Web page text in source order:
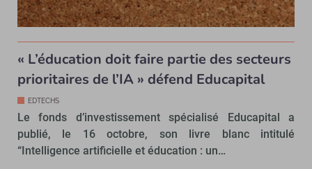
« L’éducation doit faire partie des secteurs
prioritaires de l’IA » défend Educapital
EDTECHS
Le fonds d’investissement spécialisé Educapital a
publié, le 16 octobre, son livre blanc intitulé
“Intelligence artificielle et éducation : un…